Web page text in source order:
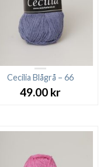
Cecilia Blågrå – 66
49.00 kr